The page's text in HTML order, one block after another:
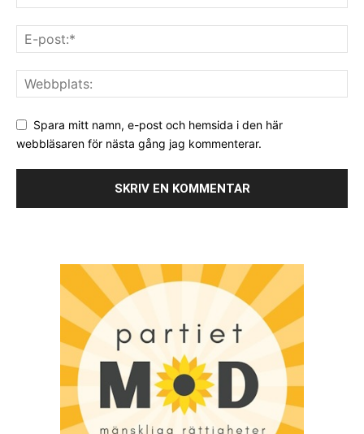
Spara mitt namn, e-post och hemsida i den här
webbläsaren för nästa gång jag kommenterar.